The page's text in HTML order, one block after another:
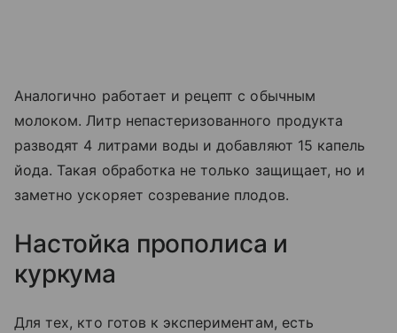
Аналогично работает и рецепт с обычным
молоком. Литр непастеризованного продукта
разводят 4 литрами воды и добавляют 15 капель
йода. Такая обработка не только защищает, но и
заметно ускоряет созревание плодов.
Настойка прополиса и
куркума
Для тех, кто готов к экспериментам, есть